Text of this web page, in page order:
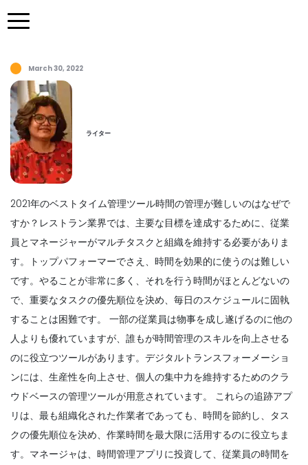
March 30, 2022
ライター
2021年のベストタイム管理ツール時間の管理が難しいのはなぜで
すか？レストラン業界では、主要な目標を達成するために、従業
員とマネージャーがマルチタスクと組織を維持する必要がありま
す。トップパフォーマーでさえ、時間を効果的に使うのは難しい
です。やることが非常に多く、それを行う時間がほとんどないの
で、重要なタスクの優先順位を決め、毎日のスケジュールに固執
することは困難です。
一部の従業員は物事を成し遂げるのに他の
人よりも優れていますが、誰もが時間管理のスキルを向上させる
のに役立つツールがあります。デジタルトランスフォーメーショ
ンには、生産性を向上させ、個人の集中力を維持するためのクラ
ウドベースの管理ツールが用意されています。
これらの追跡アプ
リは、最も組織化された作業者であっても、時間を節約し、タス
クの優先順位を決め、作業時間を最大限に活用するのに役立ちま
す。マネージャは、時間管理アプリに投資して、従業員の時間を